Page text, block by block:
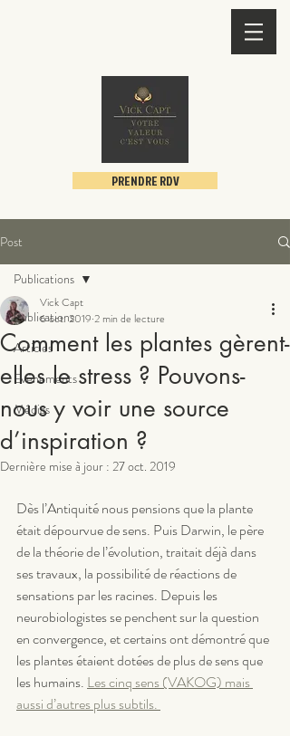
PRENDRE RDV
Post
Publications
Articles
Evènements
Médias
Publications
Comment les plantes gèrent-
elles le stress ? Pouvons-
nous y voir une source
d’inspiration ?
Vick Capt
6 oct. 2019 2 min de lecture
Dernière mise à jour : 27 oct. 2019
Dès l’Antiquité nous pensions que la plante
était dépourvue de sens. Puis Darwin, le père
de la théorie de l’évolution, traitait déjà dans
ses travaux, la possibilité de réactions de
sensations par les racines. Depuis les
neurobiologistes se penchent sur la question
en convergence, et certains ont démontré que
les plantes étaient dotées de plus de sens que
les humains. Les cinq sens (VAKOG) mais
aussi d’autres plus subtils.